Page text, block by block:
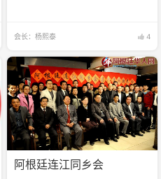
会长：杨熙泰 4
阿根廷连江同乡会